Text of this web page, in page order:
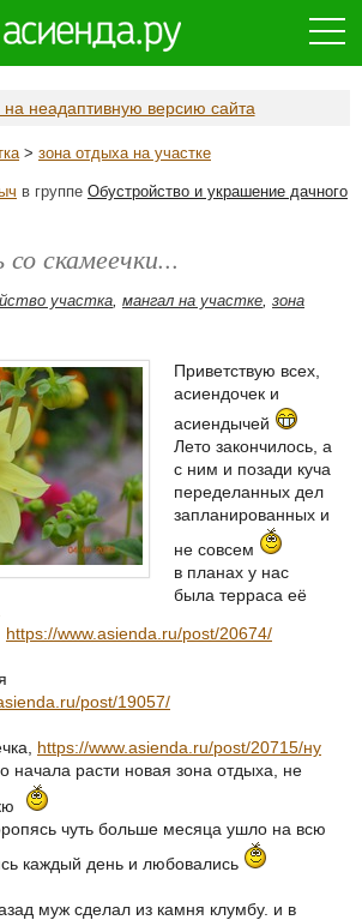
на неадаптивную версию сайта
> зона отдыха на участке
в группе Обустройство и украшение дачного
скамеечки...
участка, мангал на участке, зона
Приветствую всех,
асиендочек и
асиендычей
Лето закончилось, а
с ним и позади куча
переделанных дел
запланированных и
не совсем
в планах у нас
была терраса её
https://www.asienda.ru/post/20674/
post/19057/
https://www.asienda.ru/post/20715/ну
начала расти новая зона отдыха, не
чуть больше месяца ушло на всю
каждый день и любовались
муж сделал из камня клумбу. и в